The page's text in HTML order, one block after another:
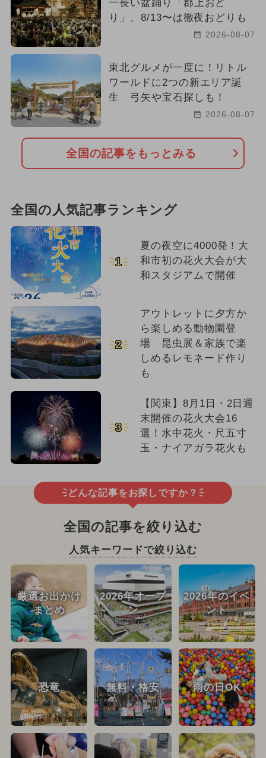
一長い盆踊り「郡上おど
り」、8/13〜は徹夜おどりも
2026-08-07
東北グルメが一度に！リトル
ワールドに2つの新エリア誕
生 弓矢や宝石探しも！
2026-08-07
全国の記事をもっとみる
全国の人気記事ランキング
1
夏の夜空に4000発！大
和市初の花火大会が大
和スタジアムで開催
2
アウトレットに夕方か
ら楽しめる動物園登
場 昆虫展＆家族で楽
しめるレモネード作り
も
3
【関東】8月1日・2日週
末開催の花火大会16
選！水中花火・尺五寸
玉・ナイアガラ花火も
どんな記事をお探しですか？
全国の記事を絞り込む
人気キーワードで絞り込む
厳選お出かけ
まとめ
2026年オープ
ン
2026年のイベ
ント
恐竜 無料・格安 雨の日OK